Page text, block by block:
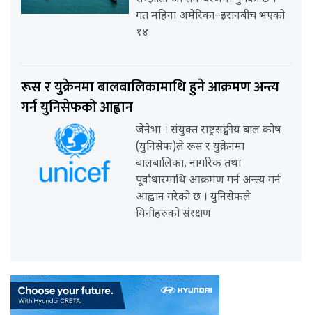
गत महिना अमेरिका–इरानबीच भएको
१४
रूस र युक्रेनमा बालबालिकामाथि हुने आक्रमण अन्त्य
गर्न युनिसेफको आह्वान
जेनेभा । संयुक्त राष्ट्रसङ्घीय बाल कोष
(युनिसेफ)ले रूस र युक्रेनमा
बालबालिका, नागरिक तथा
पूर्वाधारमाथि आक्रमण गर्न अन्त्य गर्न
आह्वान गरेको छ । युनिसेफले
यिनीहरुको संरक्षण